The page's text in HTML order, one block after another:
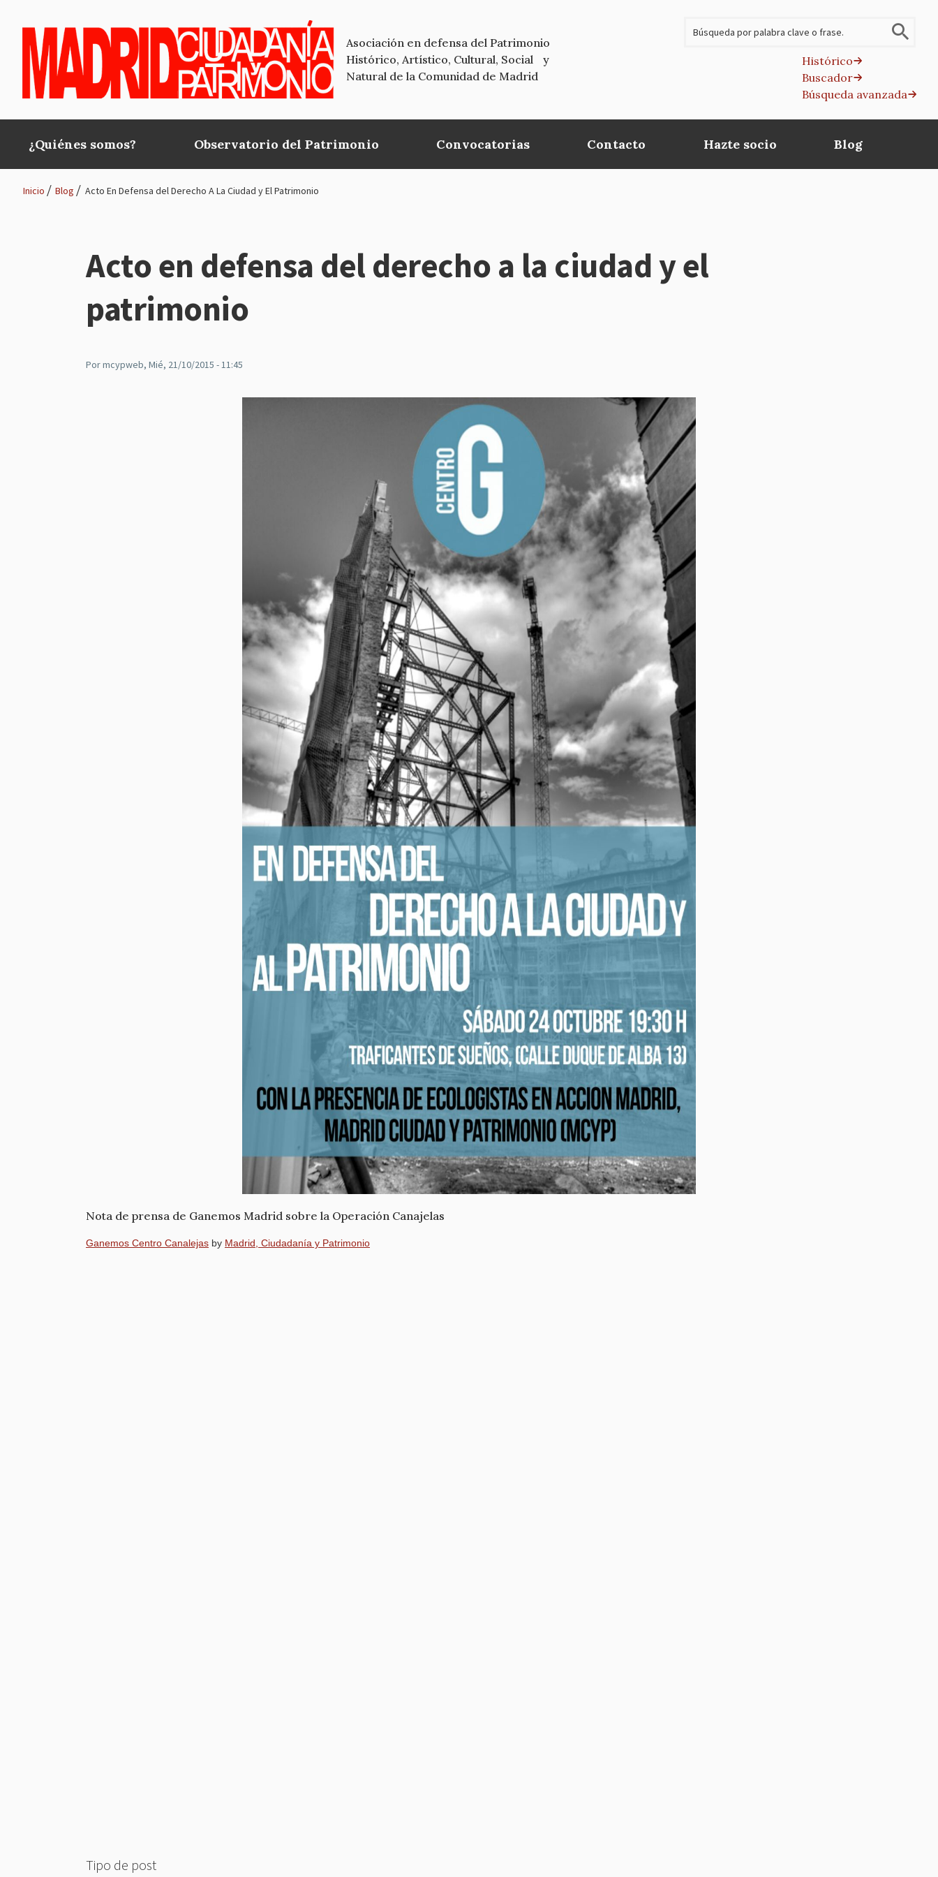
Asociación en defensa del Patrimonio
Histórico, Artístico, Cultural, Social y
Natural de la Comunidad de Madrid
Histórico
Buscador
Búsqueda avanzada
Main
navigation
¿Quiénes somos? Observatorio del Patrimonio Convocatorias Contacto Hazte socio Blog
Inicio Blog Acto En Defensa del Derecho A La Ciudad y El Patrimonio
Acto en defensa del derecho a la ciudad y el
patrimonio
Pormcypweb, Mié, 21/10/2015 - 11:45
Nota de prensa de Ganemos Madrid sobre la Operación Canajelas
Ganemos Centro Canalejas by Madrid, Ciudadanía y Patrimonio
Tipo de post